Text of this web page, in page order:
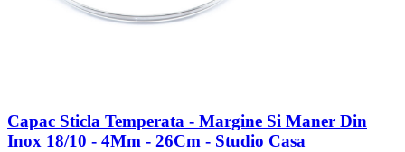
Capac Sticla Temperata - Margine Si Maner Din
Inox 18/10 - 4Mm - 26Cm - Studio Casa